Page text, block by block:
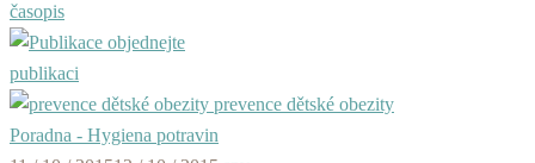
časopis
objednejte
publikaci
prevence dětské obezity
Poradna - Hygiena potravin